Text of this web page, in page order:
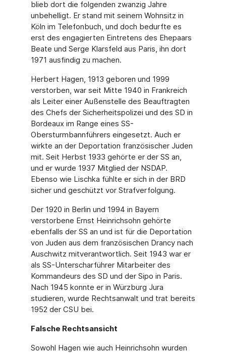
blieb dort die folgenden zwanzig Jahre
unbehelligt. Er stand mit seinem Wohnsitz in
Köln im Telefonbuch, und doch bedurfte es
erst des engagierten Eintretens des Ehepaars
Beate und Serge Klarsfeld aus Paris, ihn dort
1971 ausfindig zu machen.
Herbert Hagen, 1913 geboren und 1999
verstorben, war seit Mitte 1940 in Frankreich
als Leiter einer Außenstelle des Beauftragten
des Chefs der Sicherheitspolizei und des SD in
Bordeaux im Range eines SS-
Obersturmbannführers eingesetzt. Auch er
wirkte an der Deportation französischer Juden
mit. Seit Herbst 1933 gehörte er der SS an,
und er wurde 1937 Mitglied der NSDAP.
Ebenso wie Lischka fühlte er sich in der BRD
sicher und geschützt vor Strafverfolgung.
Der 1920 in Berlin und 1994 in Bayern
verstorbene Ernst Heinrichsohn gehörte
ebenfalls der SS an und ist für die Deportation
von Juden aus dem französischen Drancy nach
Auschwitz mitverantwortlich. Seit 1943 war er
als SS-Unterscharführer Mitarbeiter des
Kommandeurs des SD und der Sipo in Paris.
Nach 1945 konnte er in Würzburg Jura
studieren, wurde Rechtsanwalt und trat bereits
1952 der CSU bei.
Falsche Rechtsansicht
Sowohl Hagen wie auch Heinrichsohn wurden